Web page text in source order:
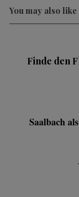
You may also like
Finde den
Saalbach